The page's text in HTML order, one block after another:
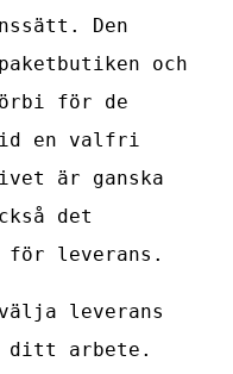
Den
och
för de
en valfri
är ganska
det
leverans.
leverans
arbete.